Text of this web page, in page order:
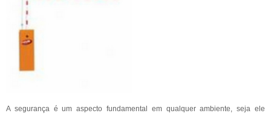
A segurança é um aspecto fundamental em qualquer ambiente, seja ele